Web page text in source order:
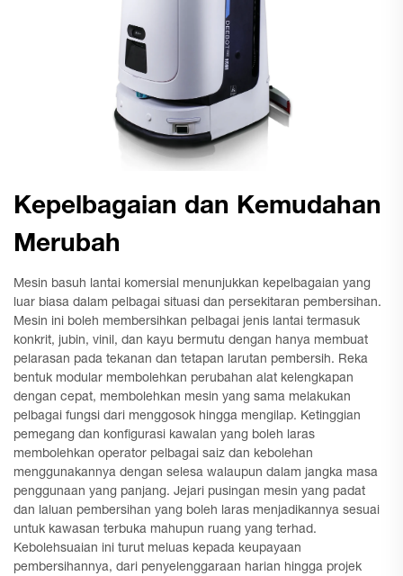
Kepelbagaian dan Kemudahan
Merubah
Mesin basuh lantai komersial menunjukkan kepelbagaian yang
luar biasa dalam pelbagai situasi dan persekitaran pembersihan.
Mesin ini boleh membersihkan pelbagai jenis lantai termasuk
konkrit, jubin, vinil, dan kayu bermutu dengan hanya membuat
pelarasan pada tekanan dan tetapan larutan pembersih. Reka
bentuk modular membolehkan perubahan alat kelengkapan
dengan cepat, membolehkan mesin yang sama melakukan
pelbagai fungsi dari menggosok hingga mengilap. Ketinggian
pemegang dan konfigurasi kawalan yang boleh laras
membolehkan operator pelbagai saiz dan kebolehan
menggunakannya dengan selesa walaupun dalam jangka masa
penggunaan yang panjang. Jejari pusingan mesin yang padat
dan laluan pembersihan yang boleh laras menjadikannya sesuai
untuk kawasan terbuka mahupun ruang yang terhad.
Kebolehsuaian ini turut meluas kepada keupayaan
pembersihannya, dari penyelenggaraan harian hingga projek